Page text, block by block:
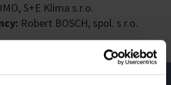
S+E Klima s.r.o.
Robert BOSCH, spol. s r.o.